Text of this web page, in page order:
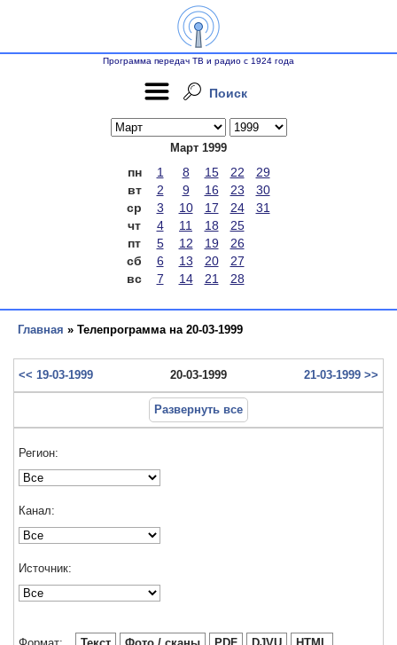
Программа передач ТВ и радио с 1924 года
Поиск
Март 1999
пн 1 8 15 22
29
вт
2 9 16 23
30
ср
3 10 17 24
31
чт
4 11 18
25
пт
5 12 19
26
сб
6 13 20
27
вс
7 14 21 28
Главная » Телепрограмма на 20-03-1999
<< 19-03-1999 20-03-1999 21-03-1999 >>
Развернуть все
Регион:
Канал:
Источник: